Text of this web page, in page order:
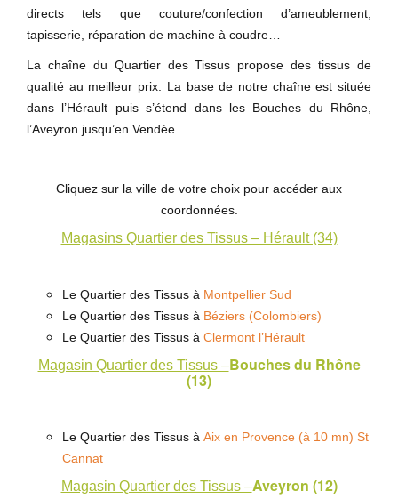
directs tels que couture/confection d’ameublement,
tapisserie, réparation de machine à coudre…
La chaîne du Quartier des Tissus propose des tissus de
qualité au meilleur prix. La base de notre chaîne est située
dans l’Hérault puis s’étend dans les Bouches du Rhône,
l’Aveyron jusqu’en Vendée.
Cliquez sur la ville de votre choix pour accéder aux
coordonnées.
Magasins Quartier des Tissus – Hérault (34)
Le Quartier des Tissus à Montpellier Sud
Le Quartier des Tissus à Béziers (Colombiers)
Le Quartier des Tissus à Clermont l’Hérault
Magasin Quartier des Tissus –Bouches du Rhône
(13)
Le Quartier des Tissus à Aix en Provence (à 10 mn) St
Cannat
Magasin Quartier des Tissus –Aveyron (12)